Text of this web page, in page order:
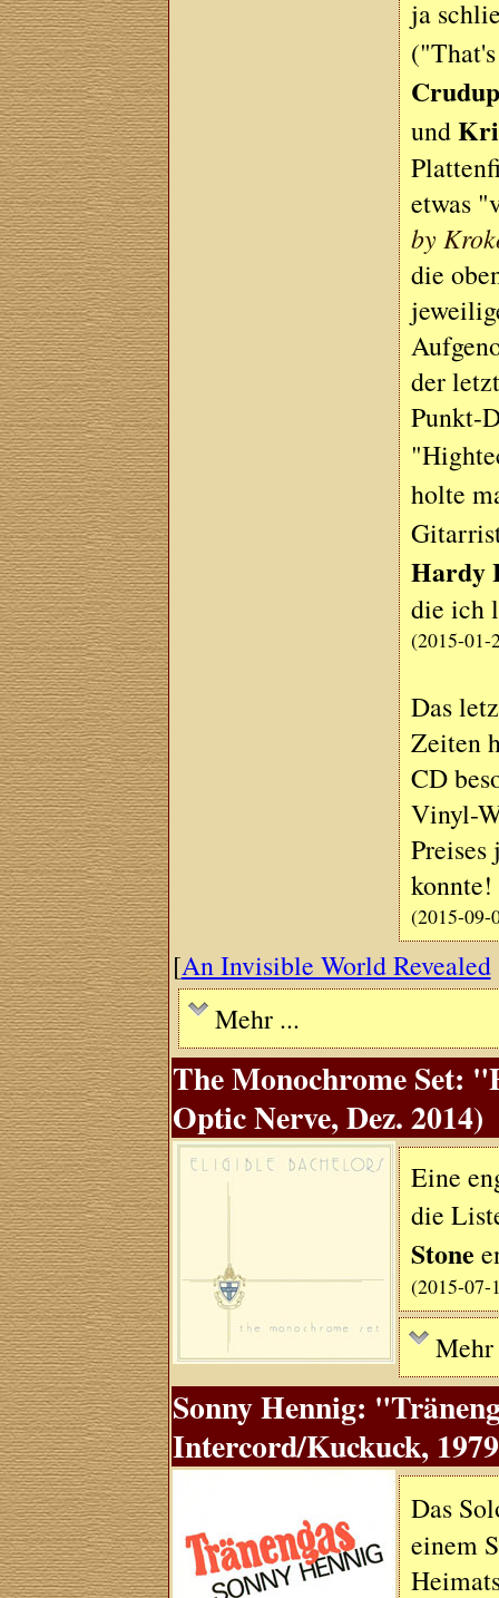
ja
Crudup
und
etwas
by
die
der
Punkt-
holte
Hardy
die ich
(2015-01-
Das
Zeiten
CD
Vinyl-
Preises
konnte!
(2015-09-
[An Invisible World Revealed
Mehr ...
The Monochrome Set:
Optic Nerve, Dez. 2014)
Eine
die
Stone
(2015-07-
Mehr
Sonny Hennig:
Intercord/Kuckuck,
Das
einem